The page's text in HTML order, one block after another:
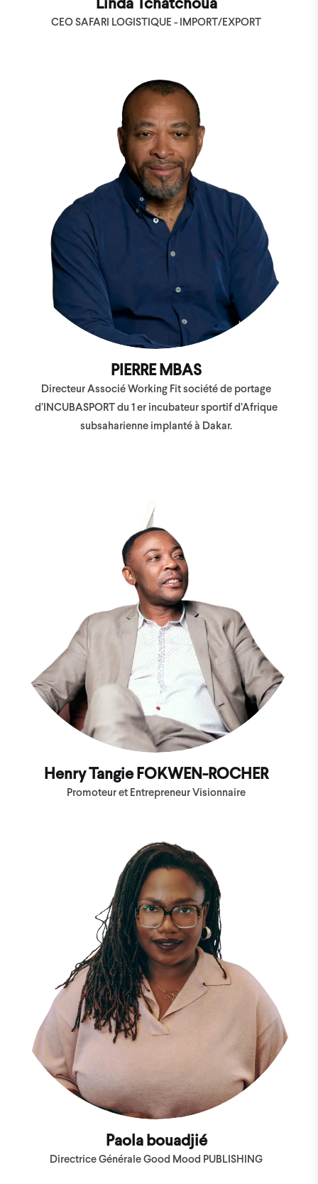
Linda Tchatchoua
CEO SAFARI LOGISTIQUE - IMPORT/EXPORT
PIERRE MBAS
Directeur Associé Working Fit société de portage
d’INCUBASPORT du 1 er incubateur sportif d’Afrique
subsaharienne implanté à Dakar.
Henry Tangie FOKWEN-ROCHER
Promoteur et Entrepreneur Visionnaire
Paola bouadjié
Directrice Générale Good Mood PUBLISHING